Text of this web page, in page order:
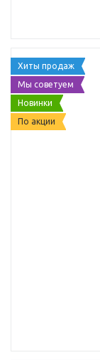
Хиты продаж
Мы советуем
Новинки
По акции